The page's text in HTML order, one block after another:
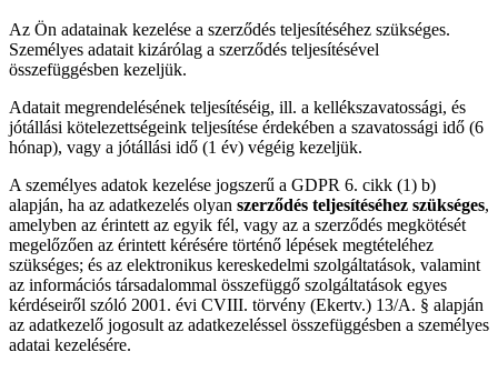
Az Ön adatainak kezelése a szerződés teljesítéséhez szükséges.
Személyes adatait kizárólag a szerződés teljesítésével
összefüggésben kezeljük.
Adatait megrendelésének teljesítéséig, ill. a kellékszavatossági, és
jótállási kötelezettségeink teljesítése érdekében a szavatossági idő (6
hónap), vagy a jótállási idő (1 év) végéig kezeljük.
A személyes adatok kezelése jogszerű a GDPR 6. cikk (1) b)
alapján, ha az adatkezelés olyan szerződés teljesítéséhez szükséges,
amelyben az érintett az egyik fél, vagy az a szerződés megkötését
megelőzően az érintett kérésére történő lépések megtételéhez
szükséges; és az elektronikus kereskedelmi szolgáltatások, valamint
az információs társadalommal összefüggő szolgáltatások egyes
kérdéseiről szóló 2001. évi CVIII. törvény (Ekertv.) 13/A. § alapján
az adatkezelő jogosult az adatkezeléssel összefüggésben a személyes
adatai kezelésére.